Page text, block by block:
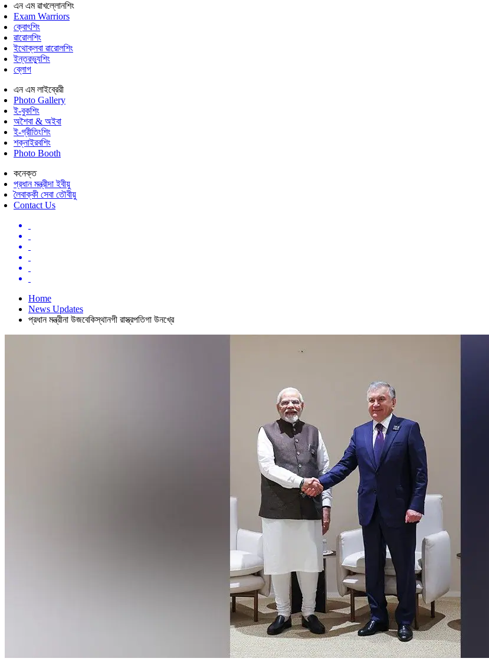
এন এম ৱাখল্লোনশিং
Exam Warriors
ক্বোৎশিং
ৱারোলশিং
ইথোক্লবা ৱারোলশিং
ইন্তরভ্যুশিং
ব্লোগ
এন এম লাইব্রেরী
Photo Gallery
ই-বুকশিং
অশৈবা & অইবা
ই-গ্রীতিংশিং
শক্নাইরবশিং
Photo Booth
কনেক্ত
প্রধান মন্ত্রীদা ইবীয়ু
লৈবাক্কী সেবা তৌবীয়ু
Contact Us
Home
News Updates
প্রধান মন্ত্রীনা উজবেকিস্থানগী রাস্ত্রপতিগা উনখ্রে